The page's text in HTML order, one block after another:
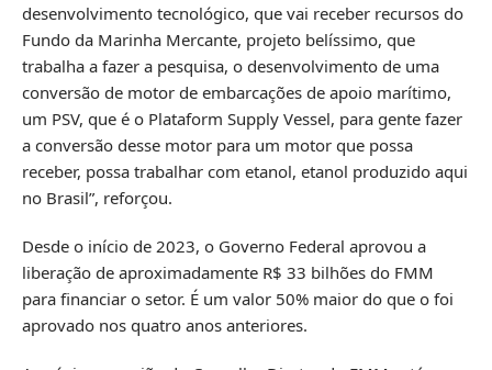
desenvolvimento tecnológico, que vai receber recursos do
Fundo da Marinha Mercante, projeto belíssimo, que
trabalha a fazer a pesquisa, o desenvolvimento de uma
conversão de motor de embarcações de apoio marítimo,
um PSV, que é o Plataform Supply Vessel, para gente fazer
a conversão desse motor para um motor que possa
receber, possa trabalhar com etanol, etanol produzido aqui
no Brasil”, reforçou.
Desde o início de 2023, o Governo Federal aprovou a
liberação de aproximadamente R$ 33 bilhões do FMM
para financiar o setor. É um valor 50% maior do que o foi
aprovado nos quatro anos anteriores.